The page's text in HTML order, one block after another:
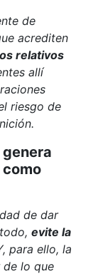
de
acrediten
relativos
allí
riesgo de
de dar
evite la
para ello, la
lo que